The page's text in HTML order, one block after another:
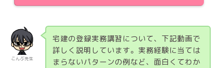
こんぶ先生
宅建の登録実務講習について、下記動画で
詳しく説明しています。実務経験に当ては
まらないパターンの例など、面白くてわか